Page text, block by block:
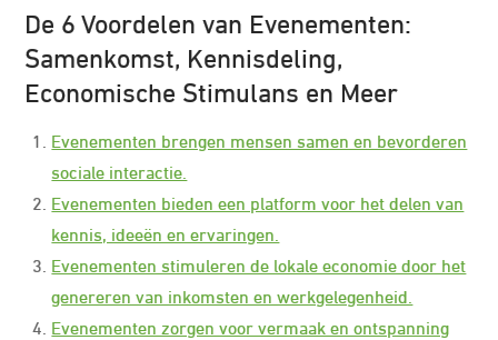
De 6 Voordelen van Evenementen:
Samenkomst, Kennisdeling,
Economische Stimulans en Meer
Evenementen brengen mensen samen en bevorderen
sociale interactie.
Evenementen bieden een platform voor het delen van
kennis, ideeën en ervaringen.
Evenementen stimuleren de lokale economie door het
genereren van inkomsten en werkgelegenheid.
Evenementen zorgen voor vermaak en ontspanning